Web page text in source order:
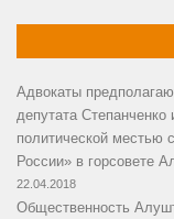
Адвокаты
депутата
политической местью
России» в горсовете
22.04.2018
Общественность